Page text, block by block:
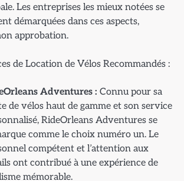
Les entreprises les mieux notées se
démarquées dans ces aspects,
approbation.
de Location de Vélos Recommandés :
Adventures : Connu pour sa
de vélos haut de gamme et son service
RideOrleans Adventures se
comme le choix numéro un. Le
compétent et l’attention aux
ont contribué à une expérience de
mémorable.